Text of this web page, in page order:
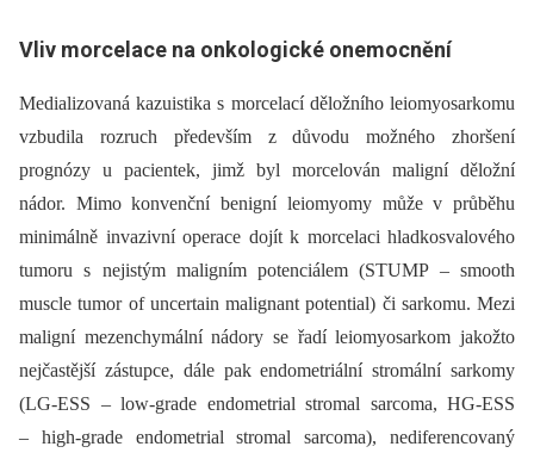
Vliv morcelace na onkologické onemocnění
Medializovaná kazuistika s morcelací děložního leiomyosarkomu
vzbudila rozruch především z důvodu možného zhoršení
prognózy u pacientek, jimž byl morcelován maligní děložní
nádor. Mimo konvenční benigní leiomyomy může v průběhu
minimálně invazivní operace dojít k morcelaci hladkosvalového
tumoru s nejistým maligním potenciálem (STUMP –⁠ smooth
muscle tumor of uncertain malignant potential) či sarkomu. Mezi
maligní mezenchymální nádory se řadí leiomyosarkom jakožto
nejčastější zástupce, dále pak endometriální stromální sarkomy
(LG-ESS –⁠ low-grade endometrial stromal sarcoma, HG-ESS
–⁠ high-grade endometrial stromal sarcoma), nediferencovaný